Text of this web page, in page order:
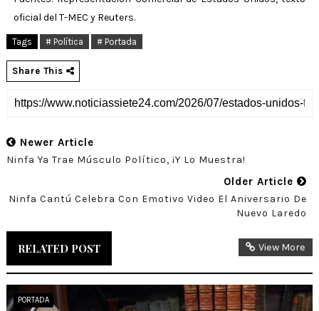
oficial del T-MEC y Reuters.
Tags # Política # Portada
Share This
Newer Article
Ninfa Ya Trae Músculo Político, ¡y Lo Muestra!
Older Article
Ninfa Cantú Celebra Con Emotivo Video El Aniversario De
Nuevo Laredo
RELATED POST View More
PORTADA